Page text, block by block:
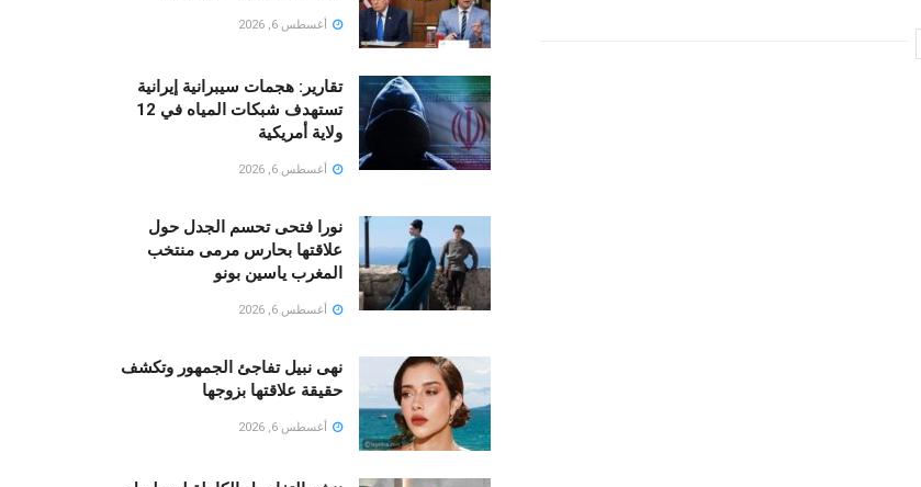
أغسطس 6, 2026
تقارير: هجمات سيبرانية إيرانية
تستهدف شبكات المياه في 12
ولاية أمريكية
أغسطس 6, 2026
نورا فتحى تحسم الجدل حول
علاقتها بحارس مرمى منتخب
المغرب ياسين بونو ‏
أغسطس 6, 2026
نهى نبيل تفاجئ الجمهور وتكشف
حقيقة علاقتها بزوجها
أغسطس 6, 2026